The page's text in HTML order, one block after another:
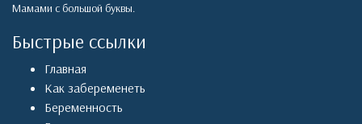
Мамами с большой буквы.
Быстрые ссылки
Главная
Как забеременеть
Беременность